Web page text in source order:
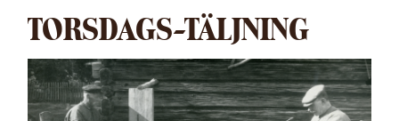
TORSDAGS-TÄLJNING